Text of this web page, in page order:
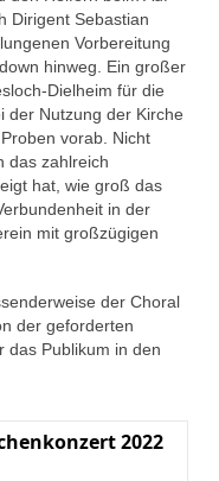
Dirigent Sebastian
Vorbereitung
hinweg. Ein großer
Dielheim für die
der Nutzung der Kirche
vorab. Nicht
das zahlreich
hat, wie groß das
in der
mit großzügigen
der Choral
der geforderten
das Publikum in den
2022